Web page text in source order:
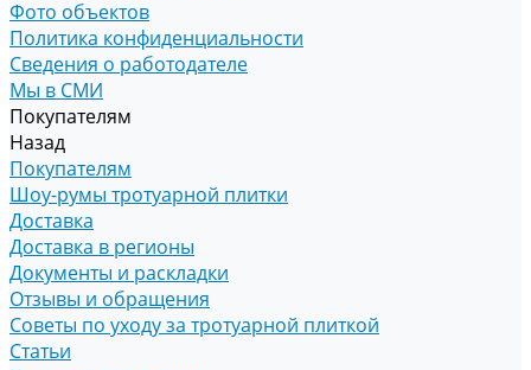
Фото объектов
Политика конфиденциальности
Сведения о работодателе
Мы в СМИ
Покупателям
Назад
Покупателям
Шоу-румы тротуарной плитки
Доставка
Доставка в регионы
Документы и раскладки
Отзывы и обращения
Советы по уходу за тротуарной плиткой
Статьи